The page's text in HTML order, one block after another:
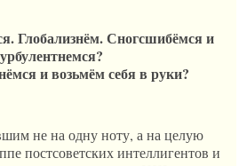
Глобализнём. Сногсшибёмся и
и возьмём себя в руки?
не на одну ноту, а на целую
постсоветских интеллигентов и